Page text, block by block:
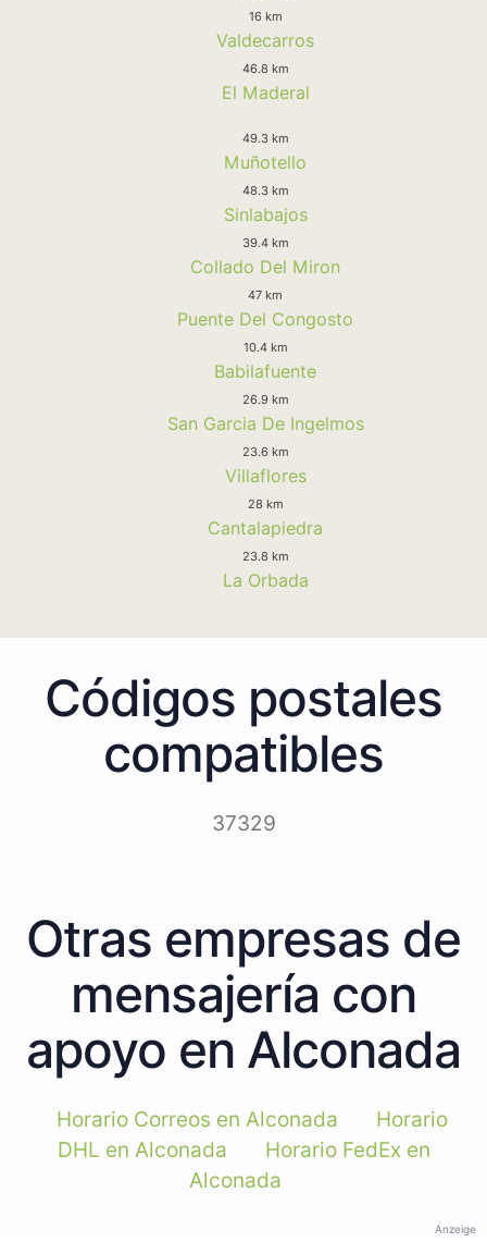
16 km
Valdecarros
46.8 km
El Maderal
49.3 km
Muñotello
48.3 km
Sinlabajos
39.4 km
Collado Del Miron
47 km
Puente Del Congosto
10.4 km
Babilafuente
26.9 km
San Garcia De Ingelmos
23.6 km
Villaflores
28 km
Cantalapiedra
23.8 km
La Orbada
Códigos postales
compatibles
37329
Otras empresas de
mensajería con
apoyo en Alconada
Horario Correos en Alconada
Horario
DHL en Alconada
Horario FedEx en
Alconada
Anzeige